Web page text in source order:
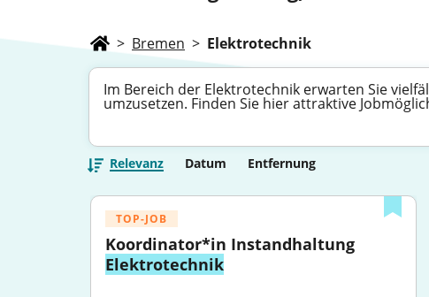
> Bremen > Elektrotechnik
Im Bereich der Elektrotechnik erwarten Sie
umzusetzen. Finden Sie hier attraktive
Relevanz Datum Entfernung
TOP-JOB
Elektrotechnik